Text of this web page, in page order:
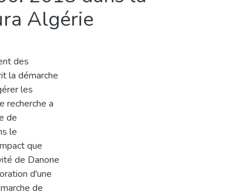
Algérie
des
la démarche
les
recherche a
de
le
que
de Danone
d'une
de